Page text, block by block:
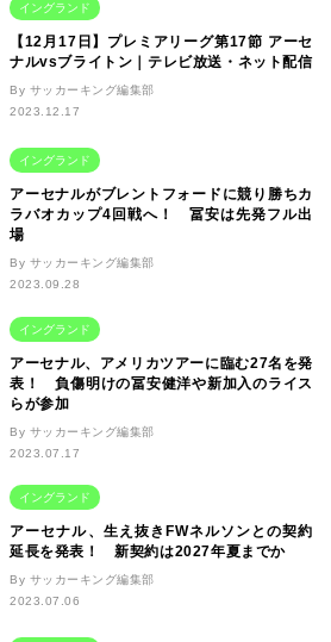
イングランド
【12月17日】プレミアリーグ第17節 アーセ
ナルvsブライトン｜テレビ放送・ネット配信
By サッカーキング編集部
2023.12.17
イングランド
アーセナルがブレントフォードに競り勝ちカ
ラバオカップ4回戦へ！ 冨安は先発フル出
場
By サッカーキング編集部
2023.09.28
イングランド
アーセナル、アメリカツアーに臨む27名を発
表！ 負傷明けの冨安健洋や新加入のライス
らが参加
By サッカーキング編集部
2023.07.17
イングランド
アーセナル、生え抜きFWネルソンとの契約
延長を発表！ 新契約は2027年夏までか
By サッカーキング編集部
2023.07.06